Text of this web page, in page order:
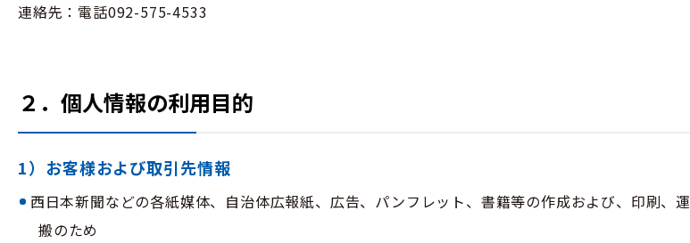
連絡先：電話092-575-4533
２．個人情報の利用目的
1）お客様および取引先情報
西日本新聞などの各紙媒体、自治体広報紙、広告、パンフレット、書籍等の作成および、印刷、運
搬のため